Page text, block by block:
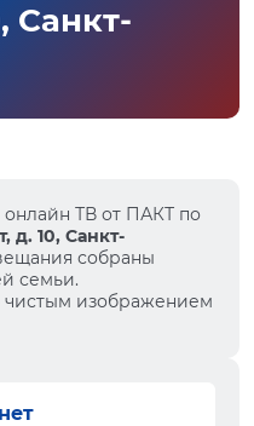
Санкт-
ТВ от ПАКТ по
д. 10, Санкт-
собраны
семьи.
чистым изображением